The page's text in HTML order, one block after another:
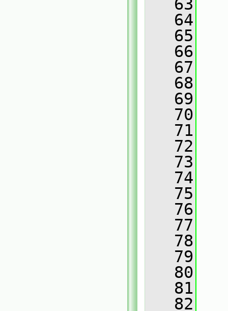
   63
   64
   65
   66
   67
   68
   69
   70
   71
   72
   73
   74
   75
   76
   77
   78
   79
   80
   81
   82